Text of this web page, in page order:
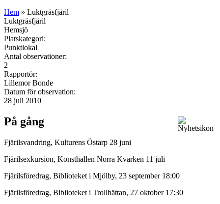
Hem » Luktgräsfjäril
Luktgräsfjäril
Hemsjö
Platskategori:
Punktlokal
Antal observationer:
2
Rapportör:
Lillemor Bonde
Datum för observation:
28 juli 2010
På gång
Fjärilsvandring, Kulturens Östarp 28 juni
Fjärilsexkursion, Konsthallen Norra Kvarken 11 juli
Fjärilsföredrag, Biblioteket i Mjölby, 23 september 18:00
Fjärilsföredrag, Biblioteket i Trollhättan, 27 oktober 17:30